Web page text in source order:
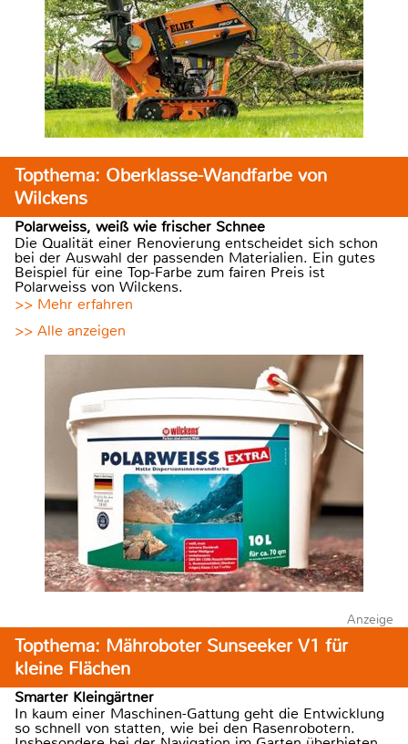
Topthema: Oberklasse-Wandfarbe von
Wilckens
Polarweiss, weiß wie frischer Schnee
Die Qualität einer Renovierung entscheidet sich schon
bei der Auswahl der passenden Materialien. Ein gutes
Beispiel für eine Top-Farbe zum fairen Preis ist
Polarweiss von Wilckens.
>> Mehr erfahren
>> Alle anzeigen
Anzeige
Topthema: Mähroboter Sunseeker V1 für
kleine Flächen
Smarter Kleingärtner
In kaum einer Maschinen-Gattung geht die Entwicklung
so schnell von statten, wie bei den Rasenrobotern.